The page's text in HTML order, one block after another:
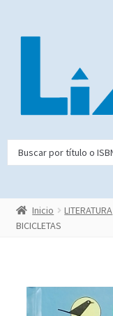
Inicio LITERATURA
BICICLETAS